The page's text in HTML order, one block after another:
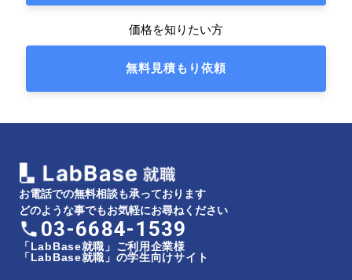
価格を知りたい方
無料見積もり依頼
お電話での無料相談も承っております
どのような事でもお気軽にお尋ねください
03-6684-1539
「LabBase就職」ご利用企業様
「LabBase就職」の学生向けサイト